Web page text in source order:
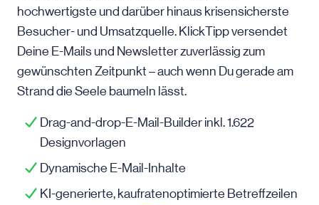
hochwertigste und darüber hinaus krisensicherste
Besucher- und Umsatzquelle. KlickTipp versendet
Deine E-Mails und Newsletter zuverlässig zum
gewünschten Zeitpunkt – auch wenn Du gerade am
Strand die Seele baumeln lässt.
Drag-and-drop-E-Mail-Builder inkl. 1.622
Designvorlagen
Dynamische E-Mail-Inhalte
KI-generierte, kaufratenoptimierte Betreffzeilen